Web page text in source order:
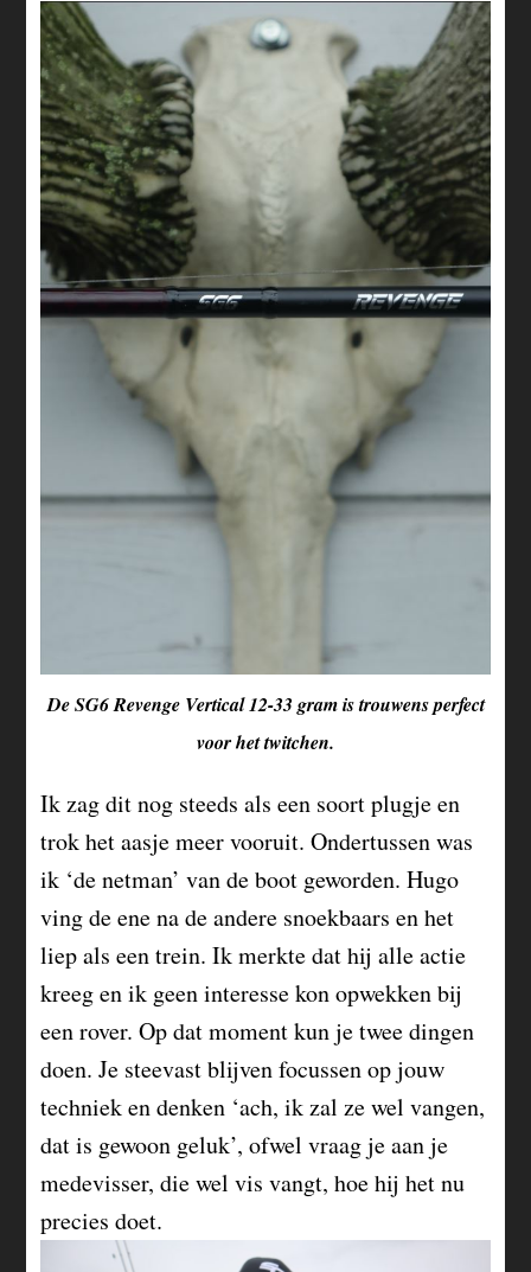
De SG6 Revenge Vertical 12-33 gram is trouwens perfect
voor het twitchen.
Ik zag dit nog steeds als een soort plugje en
trok het aasje meer vooruit. Ondertussen was
ik ‘de netman’ van de boot geworden. Hugo
ving de ene na de andere snoekbaars en het
liep als een trein. Ik merkte dat hij alle actie
kreeg en ik geen interesse kon opwekken bij
een rover. Op dat moment kun je twee dingen
doen. Je steevast blijven focussen op jouw
techniek en denken ‘ach, ik zal ze wel vangen,
dat is gewoon geluk’, ofwel vraag je aan je
medevisser, die wel vis vangt, hoe hij het nu
precies doet.